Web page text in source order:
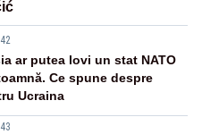
ar putea lovi un stat NATO
Ce spune despre
Ucraina